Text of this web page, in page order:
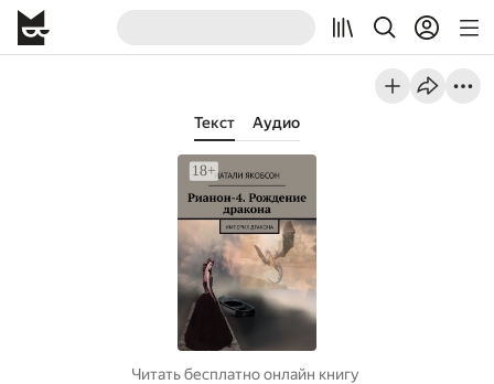
Текст Аудио
Читать бесплатно онлайн книгу